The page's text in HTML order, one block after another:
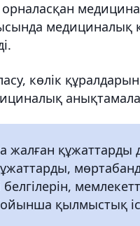
медициналық
көлік құралдарын
жалған құжаттарды
қылмыстық